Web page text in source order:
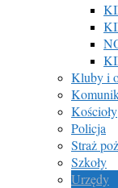
Kluby i
Kościoły
Policja
Straż
Szkoły
Urzędy